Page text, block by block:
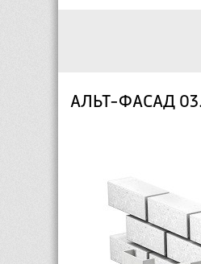
АЛЬТ-ФАСАД